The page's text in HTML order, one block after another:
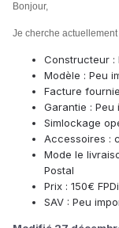
Bonjour,
Je cherche
Constructeur :
Modèle : Peu
Facture
Garantie : Peu
Simlockage
Accessoires :
Mode le
Postal
Prix : 150€
SAV : Peu